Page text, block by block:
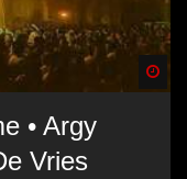
• Argy
Vries